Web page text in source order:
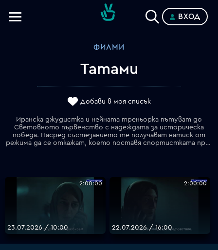
ВХОД
ФИЛМИ
Татами
Добави в моя списък
Иранска джудистка и нейната треньорка пътуват до
Световното първенство с надеждата за историческа
победа. Насред състезанието те получават натиск от
режима да се откажат, което поставя спортистката пред драматичен избор между подчинение и борба за мечтаното злато.
2:00:00
23.07.2026 / 10:00
2:00:00
22.07.2026 / 16:00